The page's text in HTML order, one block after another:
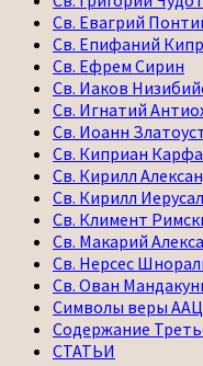
Св. Евагрий
Св. Епифаний
Св. Ефрем Сирин
Св. Иаков
Св. Игнатий
Св. Иоанн
Св. Киприан
Св. Кирилл
Св. Кирилл
Св. Климент
Св. Макарий
Св. Нерсес
Св. Ован
Символы веры ААЦ
Содержание
СТАТЬИ